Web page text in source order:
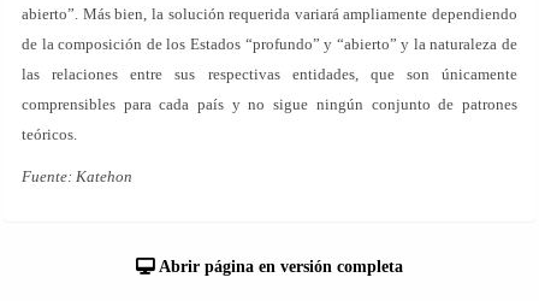
abierto”. Más bien, la solución requerida variará ampliamente dependiendo
de la composición de los Estados “profundo” y “abierto” y la naturaleza de
las relaciones entre sus respectivas entidades, que son únicamente
comprensibles para cada país y no sigue ningún conjunto de patrones
teóricos.
Fuente: Katehon
Abrir página en versión completa